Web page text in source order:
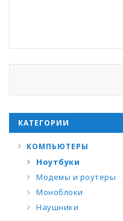
КАТЕГОРИИ
КОМПЬЮТЕРЫ
Ноутбуки
Модемы и роутеры
Моноблоки
Наушники